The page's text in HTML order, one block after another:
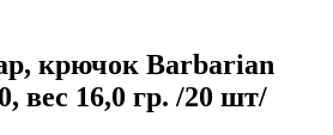
крючок Barbarian
вес 16,0 гр. /20 шт/